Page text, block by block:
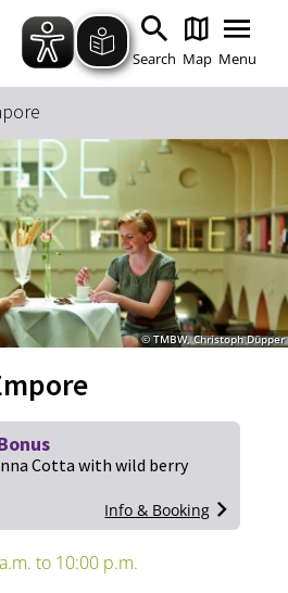
Zum Hauptinhalt springen
Zur Suche springen
Zur Hauptnavigation
Zum Footer springen
Search Map Menu
© TMBW, Christoph Düpper
to 10:00 p.m.
Cotta with wild berry
Info & Booking